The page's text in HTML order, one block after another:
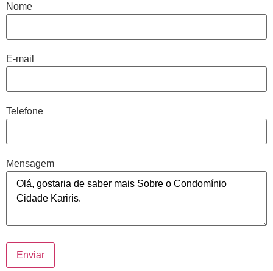
Nome
E-mail
Telefone
Mensagem